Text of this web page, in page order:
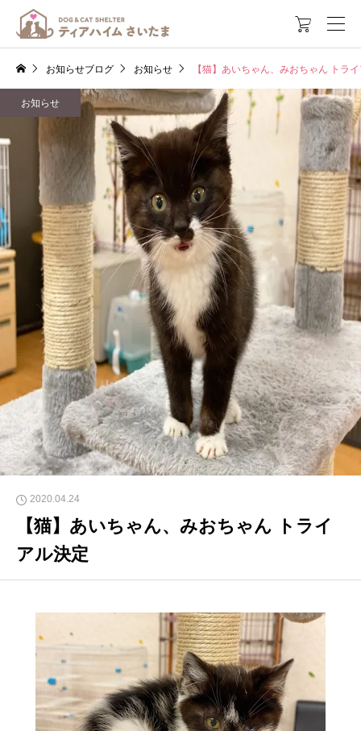

お知らせブログ お知らせ 【猫】あいちゃん、みおちゃん トラ
お知らせ
2020.04.24
【猫】あいちゃん、みおちゃん トライ
アル決定